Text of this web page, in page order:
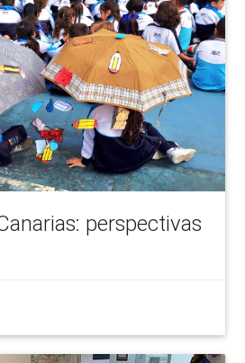
perspectivas